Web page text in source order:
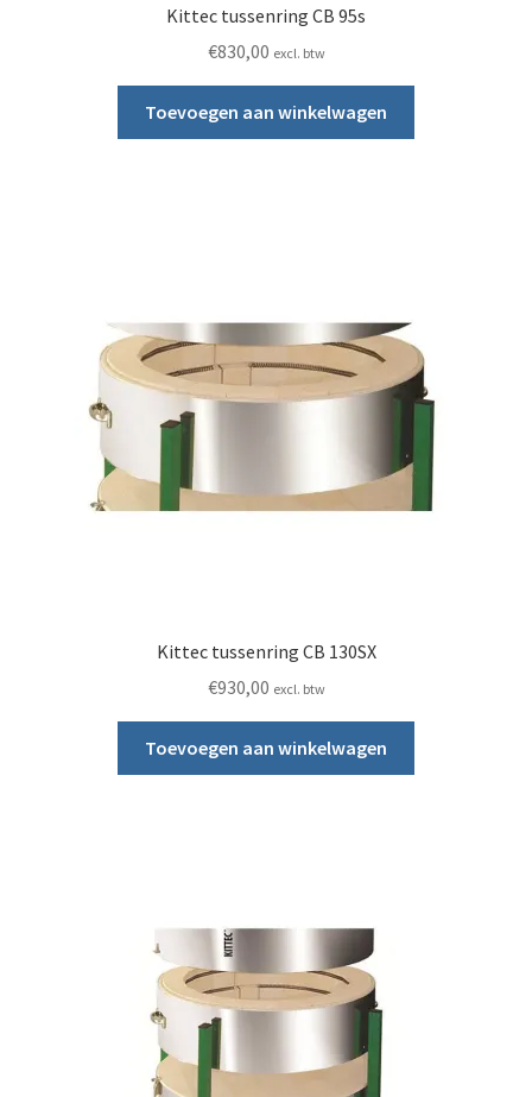
Kittec tussenring CB 95s
€830,00 excl. btw
Toevoegen aan winkelwagen
Kittec tussenring CB 130SX
€930,00 excl. btw
Toevoegen aan winkelwagen